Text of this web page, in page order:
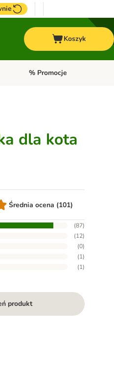
Koszyk
Konie Otwórz menu kategorii: Top
% Promocje
dla kota
Średnia ocena (101)
(87)
(12)
(0)
(1)
(1)
produkt